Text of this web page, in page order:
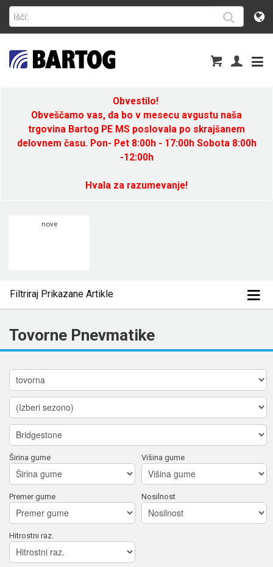
Obvestilo!
Obveščamo vas, da bo v mesecu avgustu naša
trgovina Bartog PE MS poslovala po skrajšanem
delovnem času. Pon- Pet 8:00h - 17:00h Sobota 8:00h
-12:00h
Hvala za razumevanje!
nove
Filtriraj Prikazane Artikle
Tovorne Pnevmatike
Širina gume Višina gume
Premer gume Nosilnost
Hitrostni raz.